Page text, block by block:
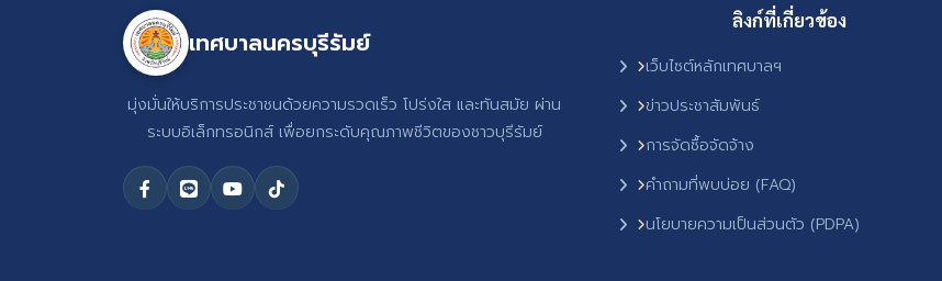
เทศบาลนครบุรีรัมย์
มุ่งมั่นให้บริการประชาชนด้วยความรวดเร็ว โปร่งใส และทันสมัย ผ่าน
ระบบอิเล็กทรอนิกส์ เพื่อยกระดับคุณภาพชีวิตของชาวบุรีรัมย์
ลิงก์ที่เกี่ยวข้อง
เว็บไซต์หลักเทศบาลฯ
ข่าวประชาสัมพันธ์
การจัดซื้อจัดจ้าง
คำถามที่พบบ่อย (FAQ)
นโยบายความเป็นส่วนตัว (PDPA)